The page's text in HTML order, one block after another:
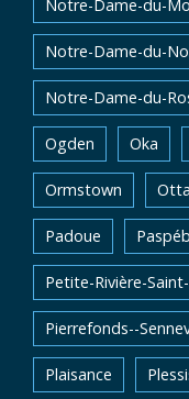
Notre-Dame-du-
Notre-Dame-du-
Notre-Dame-du-
Ogden Oka
Ormstown
Padoue
Petite-Rivière-
Pierrefonds--
Plaisance